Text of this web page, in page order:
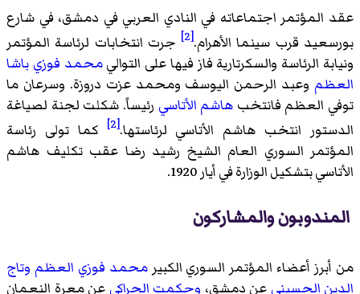
عقد المؤتمر اجتماعاته في النادي العربي في دمشق، في شارع
بورسعيد قرب سينما الأهرام.[2]
جرت انتخابات لرئاسة المؤتمر
ونيابة الرئاسة والسكرتارية فاز فيها على التواليمحمد فوزي باشا
العظم وعبد الرحمن اليوسف ومحمد عزت دروزة. وسرعان ما
توفي العظم فانتخب هاشم الأتاسي رئيساً. شكلت لجنة لصياغة
الدستور انتخب هاشم الأتاسي لرئاستها.[2]
كما تولى رئاسة
المؤتمر السوري العام الشيخ رشيد رضا عقب تكليف هاشم
الأتاسي بتشكيل الوزارة في أيار 1920.
المندوبون والمشاركون
من أبرز أعضاء المؤتمر السوري الكبيرمحمد فوزي العظم وتاج
الدين الحسيني عن دمشق، وحكمت الحراكي عن معرة النعمان